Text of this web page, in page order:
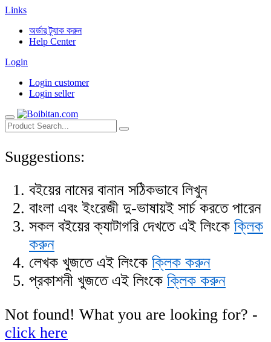
Links
অর্ডার ট্র্যাক করুন
Help Center
Login
Login customer
Login seller
Suggestions:
বইয়ের নামের বানান সঠিকভাবে লিখুন
বাংলা এবং ইংরেজী দু-ভাষায়ই সার্চ করতে পারেন
সকল বইয়ের ক্যাটাগরি দেখতে এই লিংকে ক্লিক
করুন
লেখক খুজতে এই লিংকে ক্লিক করুন
প্রকাশনী খুজতে এই লিংকে ক্লিক করুন
Not found! What you are looking for? -
click here